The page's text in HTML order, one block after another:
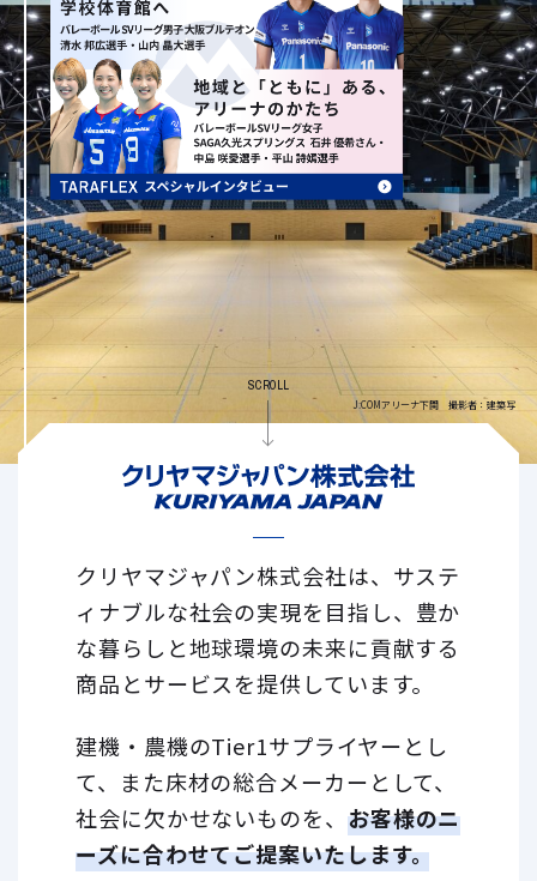
KURIYAMA HOLDINGS CORPORATION
CM & Movie
ギャラリーはこちら
J:COMアリーナ下関 撮影者：建築写
SCROLL
クリヤマジャパン株式会社は、サステ
ィナブルな社会の実現を目指し、 豊か
な暮らしと地球環境の未来に貢献する
商品とサービスを提供しています。
建機・農機のTier1サプライヤーとし
て、また床材の総合メーカーとして、
社会に欠かせないものを、 お客様のニ
ーズに合わせてご提案いたします。